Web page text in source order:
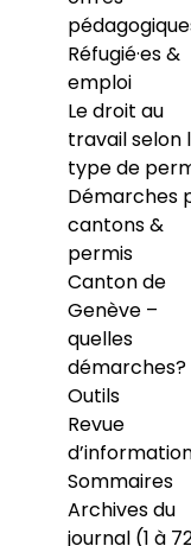
Réfugié·es &
emploi
Le droit au
travail selon
type de
Démarches
cantons &
permis
Canton de
Genève –
quelles
démarches?
Outils
Revue
Sommaires
Archives du
journal (1 à